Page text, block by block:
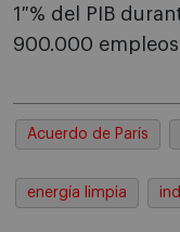
1 % del PIB
900.000
Acuerdo de París
energía limpia